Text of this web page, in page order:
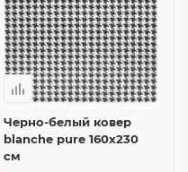
Черно-белый ковер
blanche pure 160x230
см